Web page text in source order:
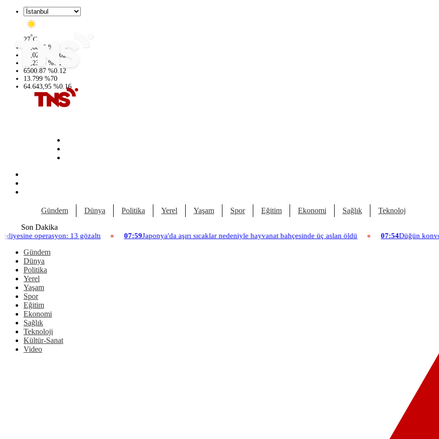
27°C
47,6006 %
0.06
55,0250
0.02
64,2398 %0.2
6500.87 %0.12
13.799 %70
64.643,95 %0.16
Gündem Dünya Politika Yerel Yaşam Spor Eğitim Ekonomi Sağlık Teknoloji
Son Dakika
gözaltı 07:59Japonya'da aşırı sıcaklar nedeniyle hayvanat bahçesinde üç aslan öldü 07:54Düğün konvoyuna ağır fatura: 540
Gündem
Dünya
Politika
Yerel
Yaşam
Spor
Eğitim
Ekonomi
Sağlık
Teknoloji
Kültür-Sanat
Video